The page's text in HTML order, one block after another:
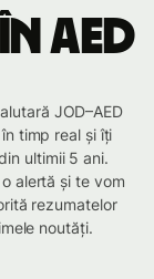
AED
JOD–AED
timp real și îți
ultimii 5 ani.
alertă și te vom
rezumatelor
noutăți.